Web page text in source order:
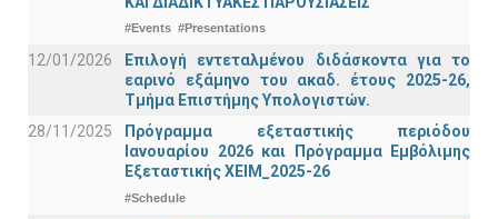
#Events #Presentations
12/01/2026
Επιλογή εντεταλμένου διδάσκοντα για το
εαρινό εξάμηνο του ακαδ. έτους 2025-26,
Τμήμα Επιστήμης Υπολογιστών.
28/11/2025
Πρόγραμμα εξεταστικής περιόδου
Ιανουαρίου 2026 και Πρόγραμμα Εμβόλιμης
Εξεταστικής ΧΕΙΜ_2025-26
#Schedule